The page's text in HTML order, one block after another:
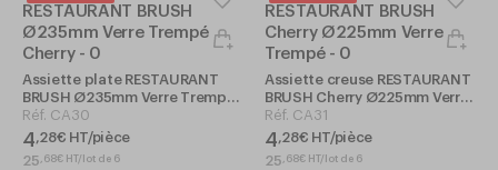
Assiette plate RESTAURANT
BRUSH Ø235mm Verre Trempé
Cherry
Réf. CA30
4,28€ HT/pièce
25 , 68€ HT/lot de 6
Assiette creuse RESTAURANT
BRUSH Cherry Ø225mm Verre
Trempé
Réf. CA31
4,28€ HT/pièce
25 , 68€ HT/lot de 6